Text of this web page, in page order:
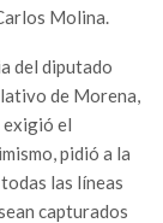
Molina.
del diputado
de Morena,
exigió el
pidió a la
las líneas
capturados